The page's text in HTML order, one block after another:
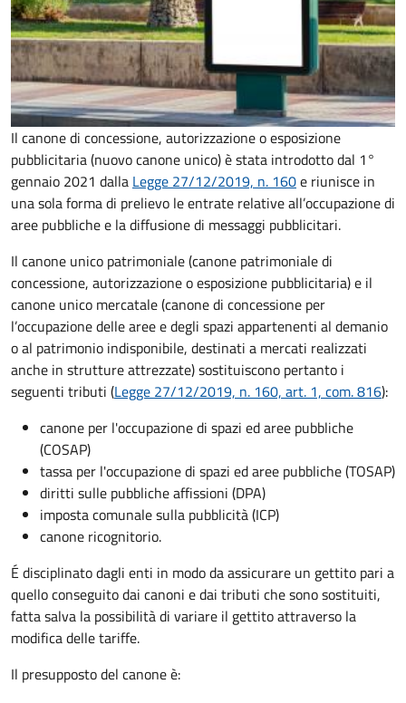
Il canone di concessione, autorizzazione o esposizione
pubblicitaria (nuovo canone unico) è stata introdotto dal 1°
gennaio 2021 dalla Legge 27/12/2019, n. 160e riunisce in
una sola forma di prelievo le entrate relative all’occupazione di
aree pubbliche e la diffusione di messaggi pubblicitari.
Il canone unico patrimoniale (canone patrimoniale di
concessione, autorizzazione o esposizione pubblicitaria) e il
canone unico mercatale (canone di concessione per
l’occupazione delle aree e degli spazi appartenenti al demanio
o al patrimonio indisponibile, destinati a mercati realizzati
anche in strutture attrezzate) sostituiscono pertanto i
seguenti tributi (Legge 27/12/2019, n. 160, art. 1, com. 816):
canone per l'occupazione di spazi ed aree pubbliche
(COSAP)
tassa per l'occupazione di spazi ed aree pubbliche (TOSAP)
diritti sulle pubbliche affissioni (DPA)
imposta comunale sulla pubblicità (ICP)
canone ricognitorio.
É disciplinato dagli enti in modo da assicurare un gettito pari a
quello conseguito dai canoni e dai tributi che sono sostituiti,
fatta salva la possibilità di variare il gettito attraverso la
modifica delle tariffe.
Il presupposto del canone è: